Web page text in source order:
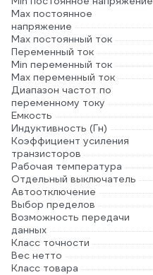
Max постоянное
напряжение
Max постоянный ток
Переменный ток
Min переменный ток
Max переменный ток
Диапазон частот по
переменному току
Емкость
Индуктивность (Гн)
Коэффициент усиления
транзисторов
Рабочая температура
Отдельный выключатель
Автоотключение
Выбор пределов
Возможность передачи
данных
Класс точности
Вес нетто
Класс товара